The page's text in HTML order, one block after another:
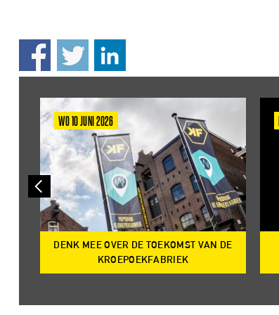
WO 10 JUNI 2026
DENK MEE OVER DE TOEKOMST VAN DE
KROEPOEKFABRIEK